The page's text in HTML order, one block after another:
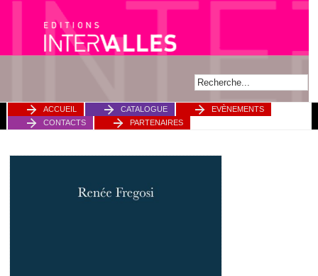
ACCUEIL CATALOGUE
EVÈNEMENTS
CONTACTS
PARTENAIRES